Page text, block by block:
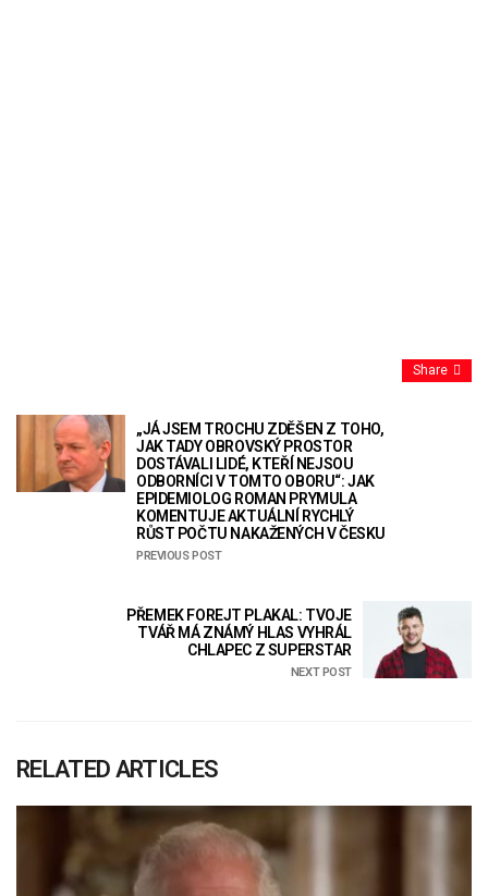
Share
„JÁ JSEM TROCHU ZDĚŠEN Z TOHO,
JAK TADY OBROVSKÝ PROSTOR
DOSTÁVALI LIDÉ, KTEŘÍ NEJSOU
ODBORNÍCI V TOMTO OBORU“: JAK
EPIDEMIOLOG ROMAN PRYMULA
KOMENTUJE AKTUÁLNÍ RYCHLÝ
RŮST POČTU NAKAŽENÝCH V ČESKU
PREVIOUS POST
PŘEMEK FOREJT PLAKAL: TVOJE
TVÁŘ MÁ ZNÁMÝ HLAS VYHRÁL
CHLAPEC Z SUPERSTAR
NEXT POST
RELATED ARTICLES